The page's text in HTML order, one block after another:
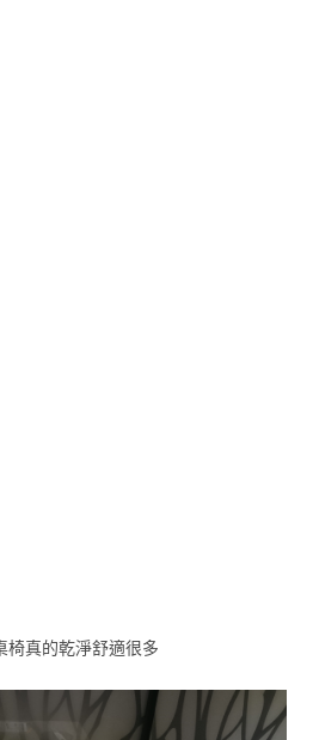
椅真的乾淨舒適很多